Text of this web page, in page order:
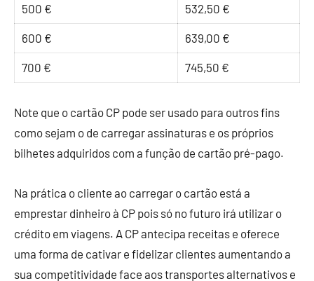
500 € 532,50 €
600 € 639,00 €
700 € 745,50 €
Note que o cartão CP pode ser usado para outros fins
como sejam o de carregar assinaturas e os próprios
bilhetes adquiridos com a função de cartão pré-pago.
Na prática o cliente ao carregar o cartão está a
emprestar dinheiro à CP pois só no futuro irá utilizar o
crédito em viagens. A CP antecipa receitas e oferece
uma forma de cativar e fidelizar clientes aumentando a
sua competitividade face aos transportes alternativos e